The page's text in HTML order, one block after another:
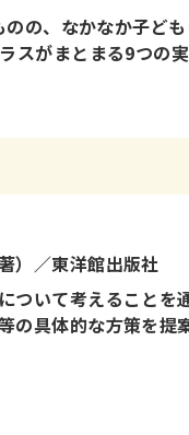
の、なかなか子ど
スがまとまる9つの実
／東洋館出版社
ついて考えること
の具体的な方策を